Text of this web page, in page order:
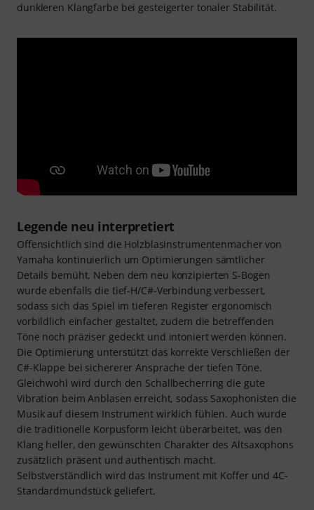
dunkleren Klangfarbe bei gesteigerter tonaler Stabilität.
Legende neu interpretiert
Offensichtlich sind die Holzblasinstrumentenmacher von
Yamaha kontinuierlich um Optimierungen sämtlicher
Details bemüht. Neben dem neu konzipierten S-Bogen
wurde ebenfalls die tief-H/C#-Verbindung verbessert,
sodass sich das Spiel im tieferen Register ergonomisch
vorbildlich einfacher gestaltet, zudem die betreffenden
Töne noch präziser gedeckt und intoniert werden können.
Die Optimierung unterstützt das korrekte Verschließen der
C#-Klappe bei sichererer Ansprache der tiefen Töne.
Gleichwohl wird durch den Schallbecherring die gute
Vibration beim Anblasen erreicht, sodass Saxophonisten die
Musik auf diesem Instrument wirklich fühlen. Auch wurde
die traditionelle Korpusform leicht überarbeitet, was den
Klang heller, den gewünschten Charakter des Altsaxophons
zusätzlich präsent und authentisch macht.
Selbstverständlich wird das Instrument mit Koffer und 4C-
Standardmundstück geliefert.